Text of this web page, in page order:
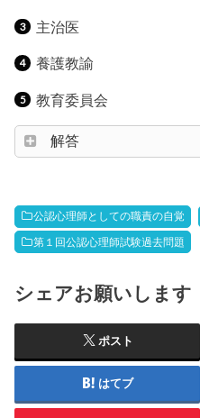
主治医
養護教諭
教育委員会
解答
公認心理師としての職責の自覚
第１回公認心理師試験過去問題
シェアお願いします
ポスト
はてブ